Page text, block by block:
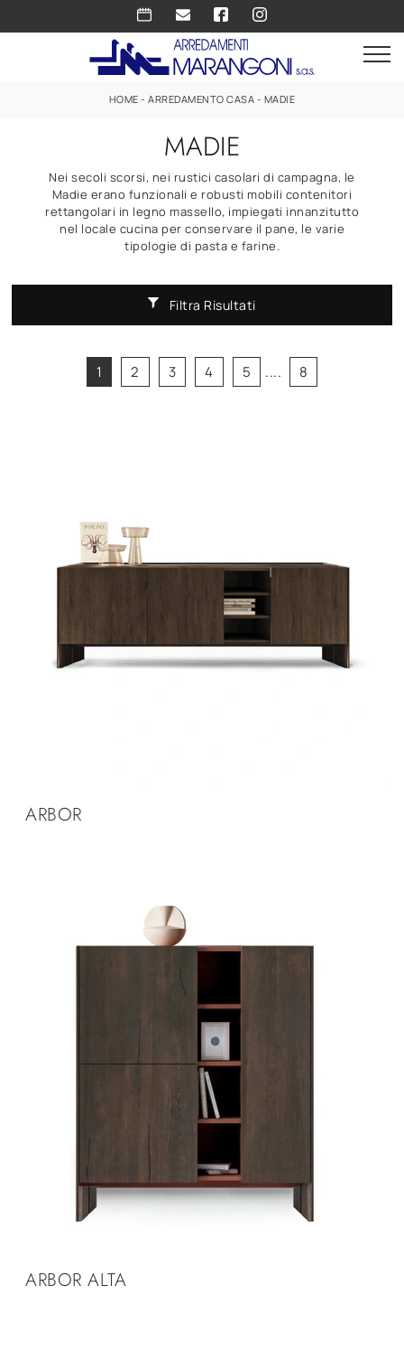
HOME -ARREDAMENTO CASA - MADIE
MADIE
Nei secoli scorsi, nei rustici casolari di campagna, le
Madie erano funzionali e robusti mobili contenitori
rettangolari in legno massello, impiegati innanzitutto
nel locale cucina per conservare il pane, le varie
tipologie di pasta e farine.
Filtra Risultati
1 2 3 4 5 .... 8
ARBOR
ARBOR ALTA